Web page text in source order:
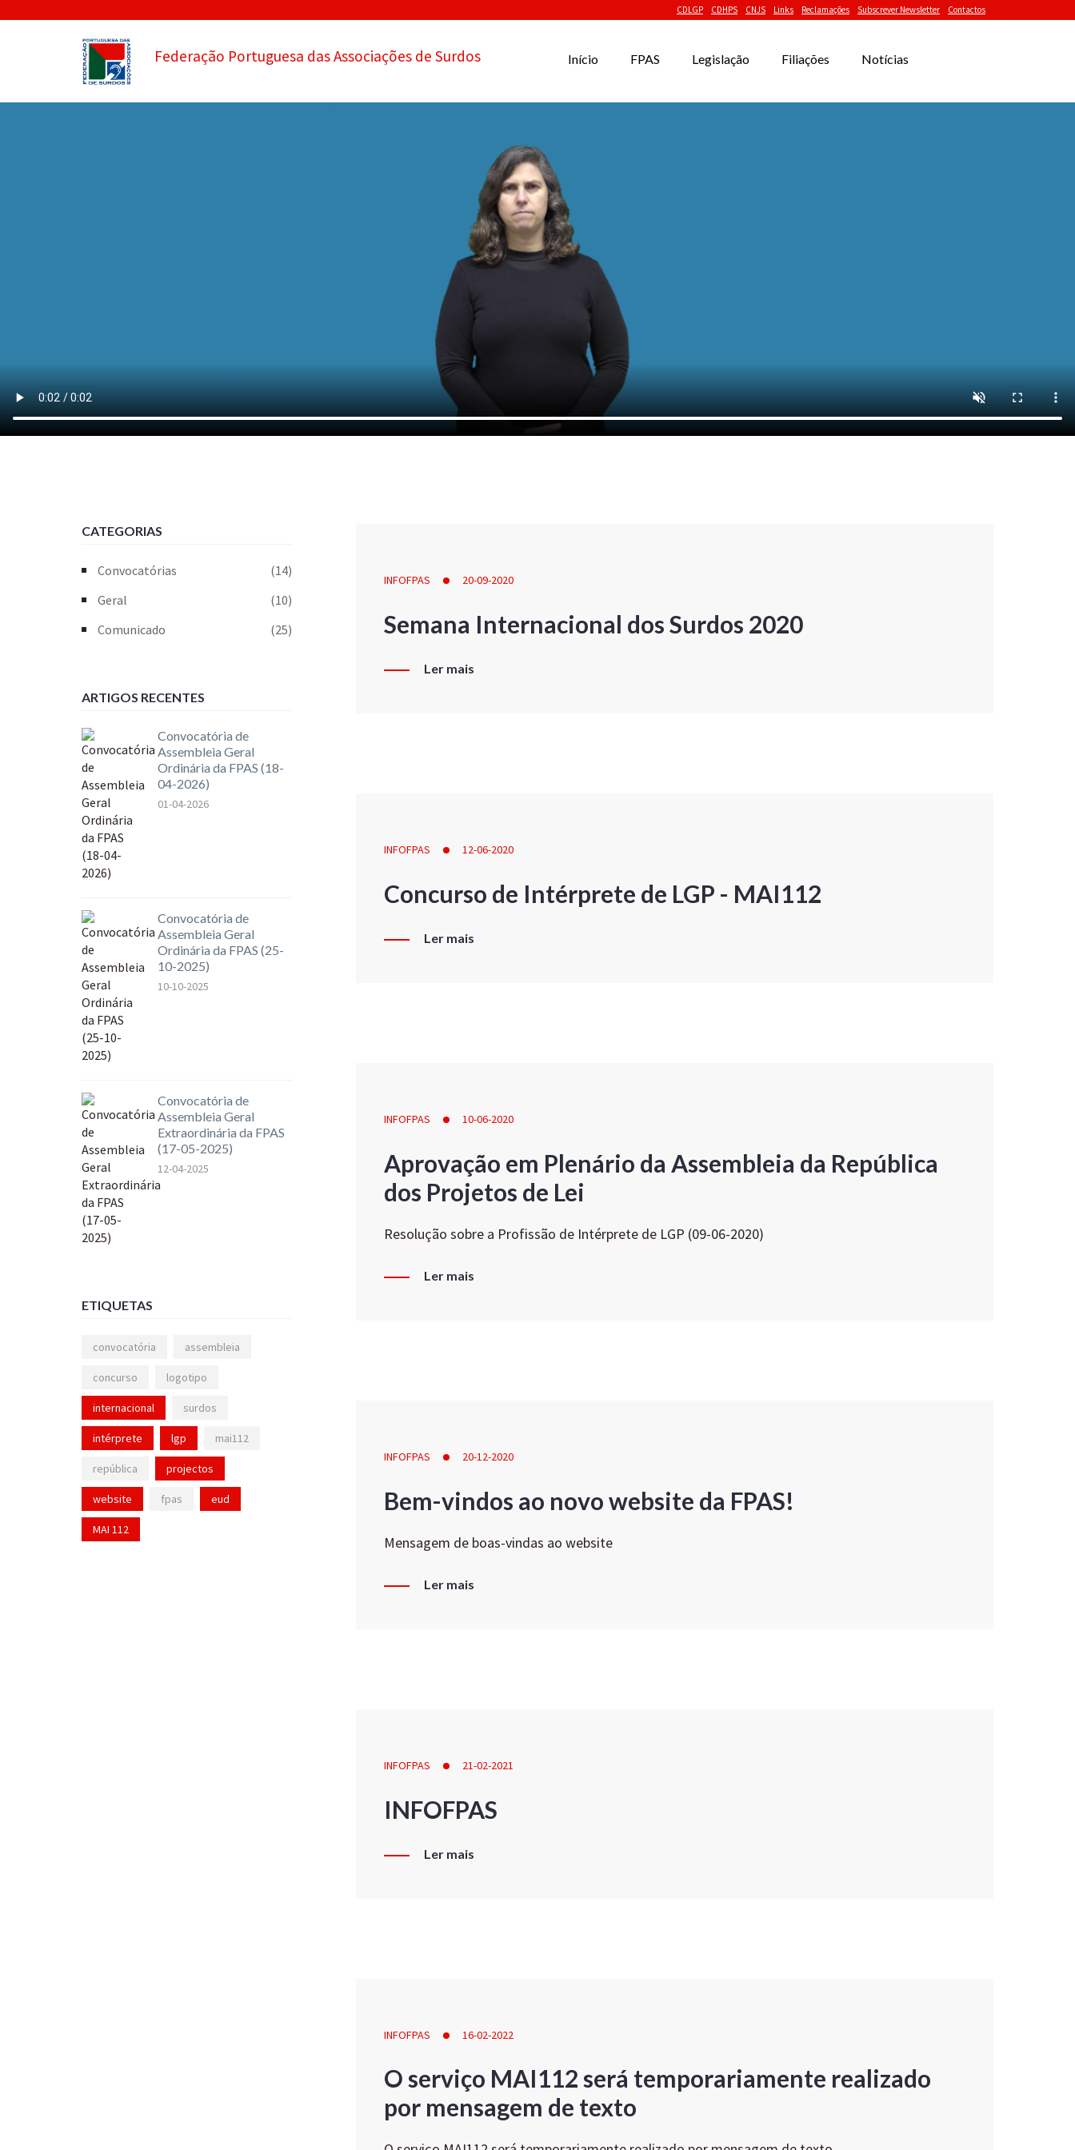
CDLGP CDHPS CNJS Links Reclamações Subscrever Newsletter Contactos
Federação Portuguesa das Associações de Surdos Início FPAS Legislação Filiações Notícias
INFOFPAS 20-09-2020
Semana Internacional dos Surdos 2020
Ler mais
INFOFPAS 12-06-2020
Concurso de Intérprete de LGP - MAI112
Ler mais
INFOFPAS 10-06-2020
Aprovação em Plenário da Assembleia da República
dos Projetos de Lei
Resolução sobre a Profissão de Intérprete de LGP (09-06-2020)
Ler mais
INFOFPAS 20-12-2020
Bem-vindos ao novo website da FPAS!
Mensagem de boas-vindas ao website
Ler mais
INFOFPAS 21-02-2021
INFOFPAS
Ler mais
INFOFPAS 16-02-2022
O serviço MAI112 será temporariamente realizado
por mensagem de texto
CATEGORIAS
Convocatórias
(14)
Geral
(10)
Comunicado
(25)
ARTIGOS RECENTES
Convocatória de
Assembleia Geral
Ordinária da FPAS (18-
04-2026)
01-04-2026
Convocatória de
Assembleia Geral
Ordinária da FPAS (25-
10-2025)
10-10-2025
Convocatória de
Assembleia Geral
Extraordinária da FPAS
(17-05-2025)
12-04-2025
ETIQUETAS
convocatória assembleia
concurso logotipo
internacional surdos
intérprete lgp mai112
república projectos
website fpas eud
MAI 112